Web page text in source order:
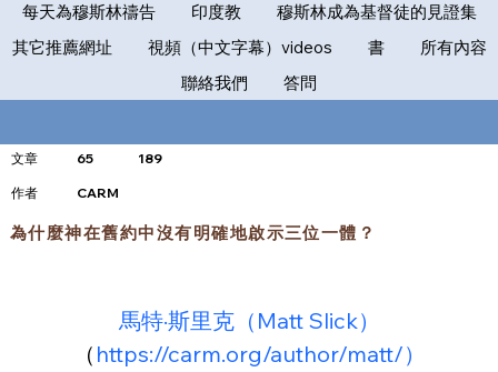
每天為穆斯林禱告
印度教
穆斯林成為基督徒的見證集
其它推薦網址
視頻（中文字幕）videos 書
所有內容
聯絡我們
答問
文章 65 189
​作者 CARM
為什麼神在舊約中沒有明確地啟示三位一體？
馬特·斯里克（Matt Slick）
（ https://carm.org/author/matt/）